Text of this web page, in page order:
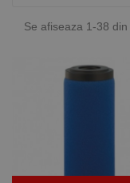
Se afiseaza 1-38